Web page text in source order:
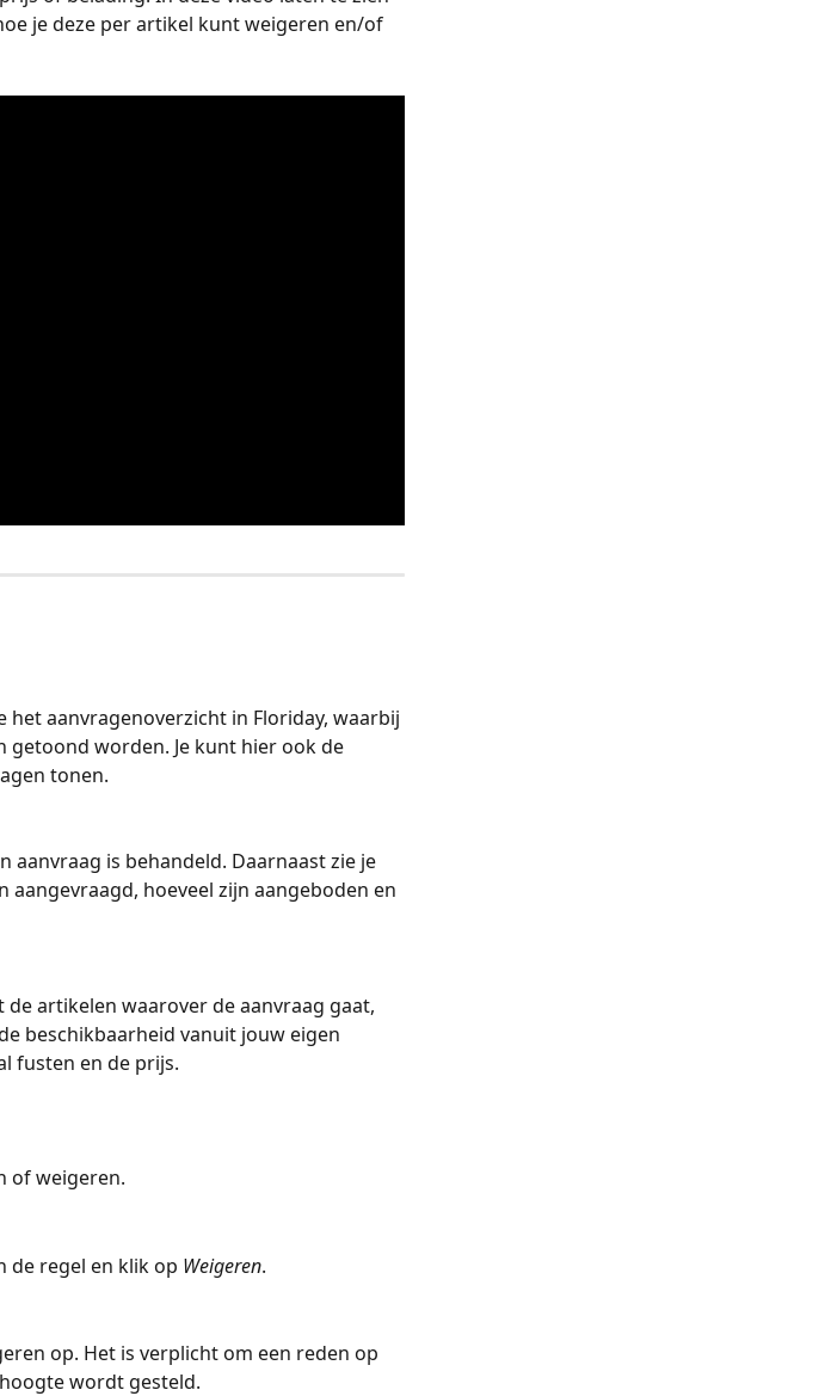
je deze per artikel kunt weigeren en/of
het aanvragenoverzicht in Floriday, waarbij
worden. Je kunt hier ook de
tonen.
aanvraag is behandeld. Daarnaast zie je
aangevraagd, hoeveel zijn aangeboden en
de artikelen waarover de aanvraag gaat,
beschikbaarheid vanuit jouw eigen
fusten en de prijs.
of weigeren.
de regel en klik op Weigeren.
op. Het is verplicht om een reden op
wordt gesteld.